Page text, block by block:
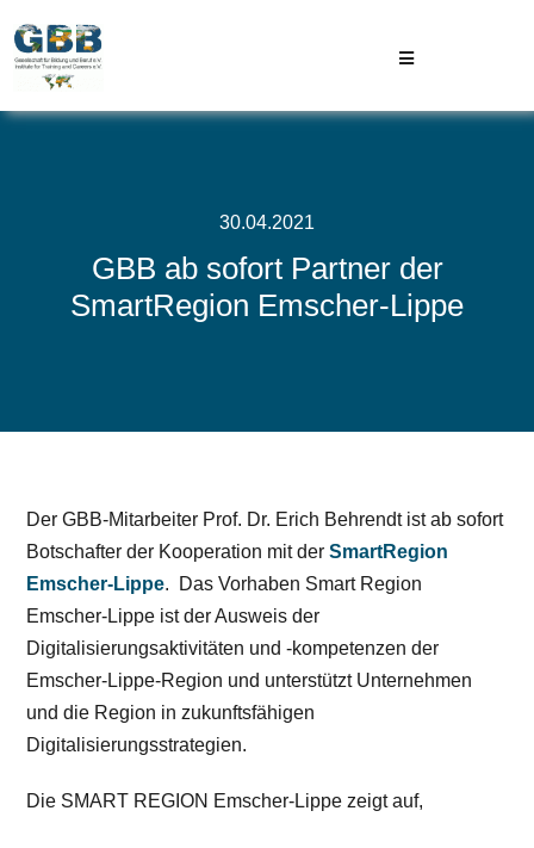
content
Toggle
GBB
30.04.2021
GBB ab sofort Partner der
SmartRegion Emscher-Lippe
Der GBB-Mitarbeiter Prof. Dr. Erich Behrendt ist ab sofort
Botschafter der Kooperation mit derSmartRegion
Emscher-Lippe. Das Vorhaben Smart Region
Emscher-Lippe ist der Ausweis der
Digitalisierungsaktivitäten und -kompetenzen der
Emscher-Lippe-Region und unterstützt Unternehmen
und die Region in zukunftsfähigen
Digitalisierungsstrategien.
Die SMART REGION Emscher-Lippe zeigt auf,